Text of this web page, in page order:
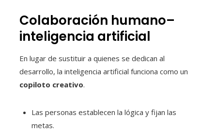
Colaboración humano–
inteligencia artificial
En lugar de sustituir a quienes se dedican al
desarrollo, la inteligencia artificial funciona como un
copiloto creativo.
Las personas establecen la lógica y fijan las
metas.